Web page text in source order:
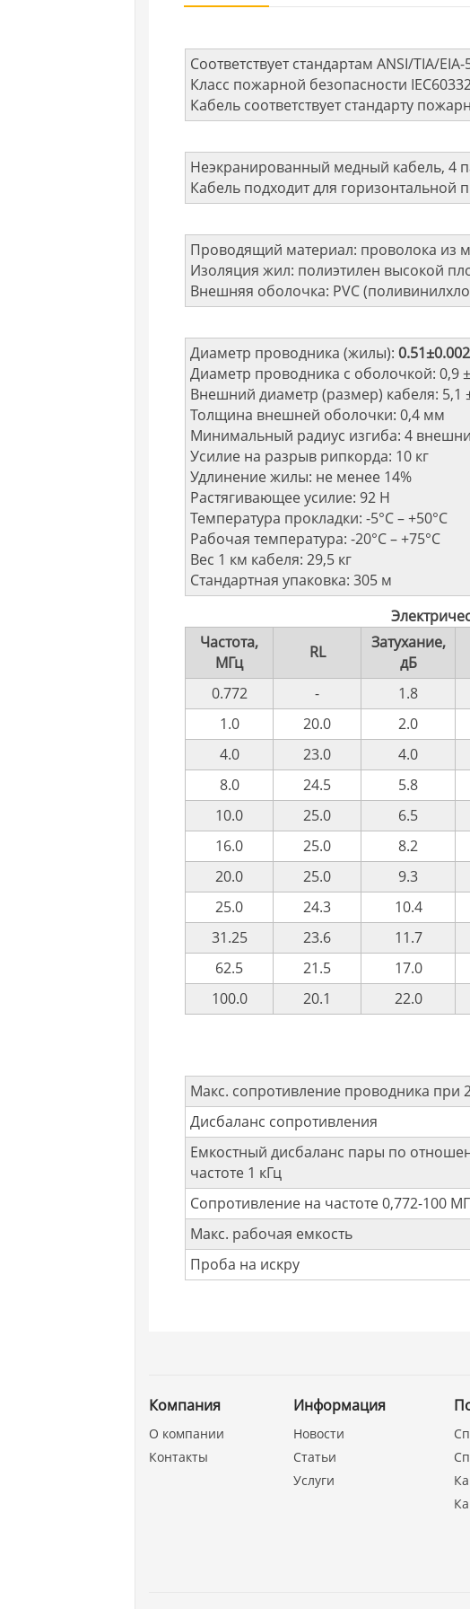
Соответствует стандартам ANSI/TIA/EIA-
Класс пожарной безопасности
Кабель соответствует стандарту
Неэкранированный медный кабель, 4
Кабель подходит для горизонтальной
Проводящий материал: проволока из
Изоляция жил: полиэтилен высокой
Внешняя оболочка: PVC
Диаметр проводника (жилы):
Диаметр проводника с оболочкой: 0,9
Внешний диаметр (размер) кабеля: 5,1
Толщина внешней оболочки: 0,4 мм
Минимальный радиус изгиба: 4
Усилие на разрыв рипкорда: 10 кг
Удлинение жилы: не менее 14%
Растягивающее усилие: 92 H
Температура прокладки: -5°C – +50°C
Рабочая температура: -20°C – +75°C
Вес 1 км кабеля: 29,5 кг
Стандартная упаковка: 305 м
Частота,
МГц
RL
Затухание,
дБ
0.772 - 1.8
1.0
20.0 2.0
4.0
23.0 4.0
8.0
24.5 5.8
10.0
25.0 6.5
16.0
25.0 8.2
20.0
25.0 9.3
25.0
24.3 10.4
31.25
23.6 11.7
62.5
21.5 17.0
100.0
20.1 22.0
Макс. сопротивление проводника при
Дисбаланс сопротивления
Емкостный дисбаланс пары по
частоте 1 кГц
Сопротивление на частоте 0,772-100
Макс. рабочая емкость
Проба на искру
Компания
О компании
Контакты
Информация
Новости
Статьи
Услуги